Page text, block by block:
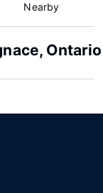
Nearby
Ontario